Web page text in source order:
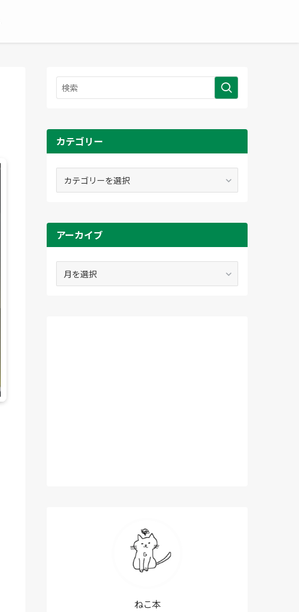
カテゴリー
ー
アーカイブ
ねこ本